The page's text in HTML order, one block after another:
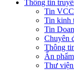
Thông tin
Tin
Tin kinh
Tin
Chuyên
Thông
Ấn phẩm
Thư